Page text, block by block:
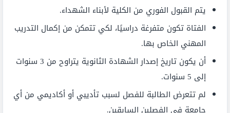
يتم القبول الفوري من الكلية لأبناء الشهداء.
الفتاة تكون متفرغة دراسيًا، لكي تتمكن من إكمال التدريب
المهني الخاص بها.
أن يكون تاريخ إصدار الشهادة الثانوية يتراوح من 3 سنوات
إلى 5 سنوات.
لم تتعرض الطالبة للفصل لسبب تأديبي أو أكاديمي من أي
جامعة في الفصلين السابقين.